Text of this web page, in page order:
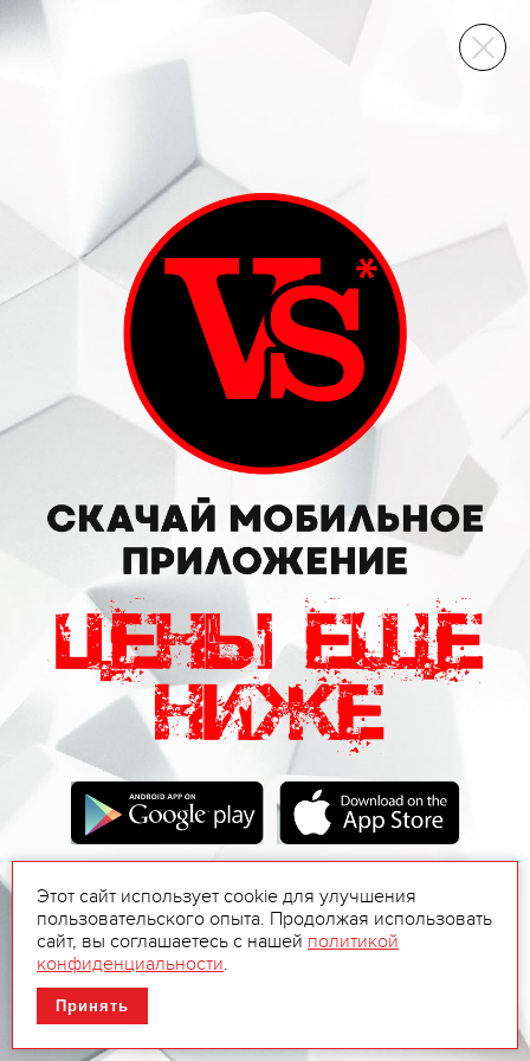
ВИННЫЙ СКЛАД
Этот сайт использует cookie для улучшения
пользовательского опыта. Продолжая использовать
сайт, вы соглашаетесь с нашей политикой
конфиденциальности.
Принять